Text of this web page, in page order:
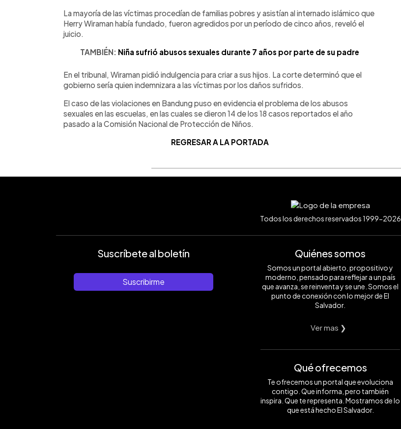
La mayoría de las víctimas procedían de familias pobres y asistían al internado islámico que
Herry Wiraman había fundado, fueron agredidos por un período de cinco años, reveló el
juicio.
TAMBIÉN: Niña sufrió abusos sexuales durante 7 años por parte de su padre
En el tribunal, Wiraman pidió indulgencia para criar a sus hijos. La corte determinó que el
gobierno sería quien indemnizara a las víctimas por los daños sufridos.
El caso de las violaciones en Bandung puso en evidencia el problema de los abusos
sexuales en las escuelas, en las cuales se dieron 14 de los 18 casos reportados el año
pasado a la Comisión Nacional de Protección de Niños.
REGRESAR A LA PORTADA
Todos los derechos reservados 1999-2026
Suscríbete al boletín
Suscribirme
Quiénes somos
Somos un portal abierto, propositivo y
moderno, pensado para reflejar a un país
que avanza, se reinventa y se une. Somos el
punto de conexión con lo mejor de El
Salvador.
Ver mas ❯
Qué ofrecemos
Te ofrecemos un portal que evoluciona
contigo. Que informa, pero también
inspira. Que te representa. Mostramos de lo
que está hecho El Salvador.